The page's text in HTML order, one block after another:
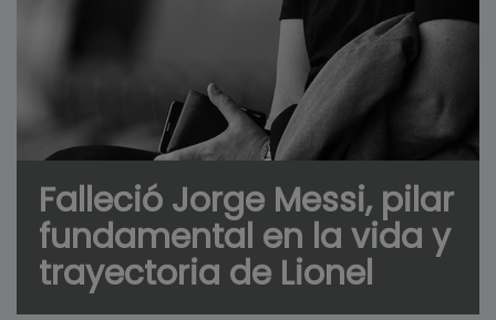
Falleció Jorge Messi, pilar
fundamental en la vida y
trayectoria de Lionel